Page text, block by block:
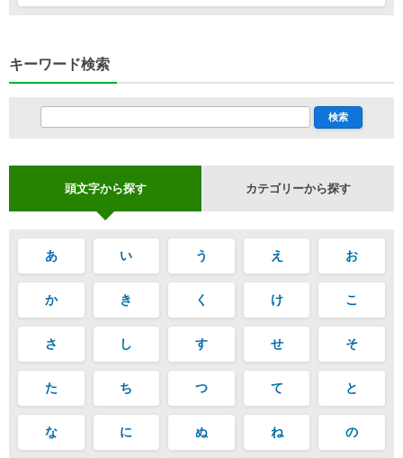
キーワード検索
頭文字から探す カテゴリーから探す
あ い う え お
か き く け こ
さ し す せ そ
た ち つ て と
な に ぬ ね の